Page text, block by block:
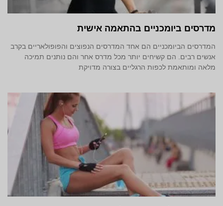
מדרסים ביומכניים בהתאמה אישית
המדרסים הביומכניים הם אחד המדרסים הנפוצים והפופולאריים בקרב
אנשים רבים. הם קשיחים יותר מכל מדרס אחר והם נותנים תמיכה
מלאה ומותאמת לכפות הרגליים בצורה מדויקת